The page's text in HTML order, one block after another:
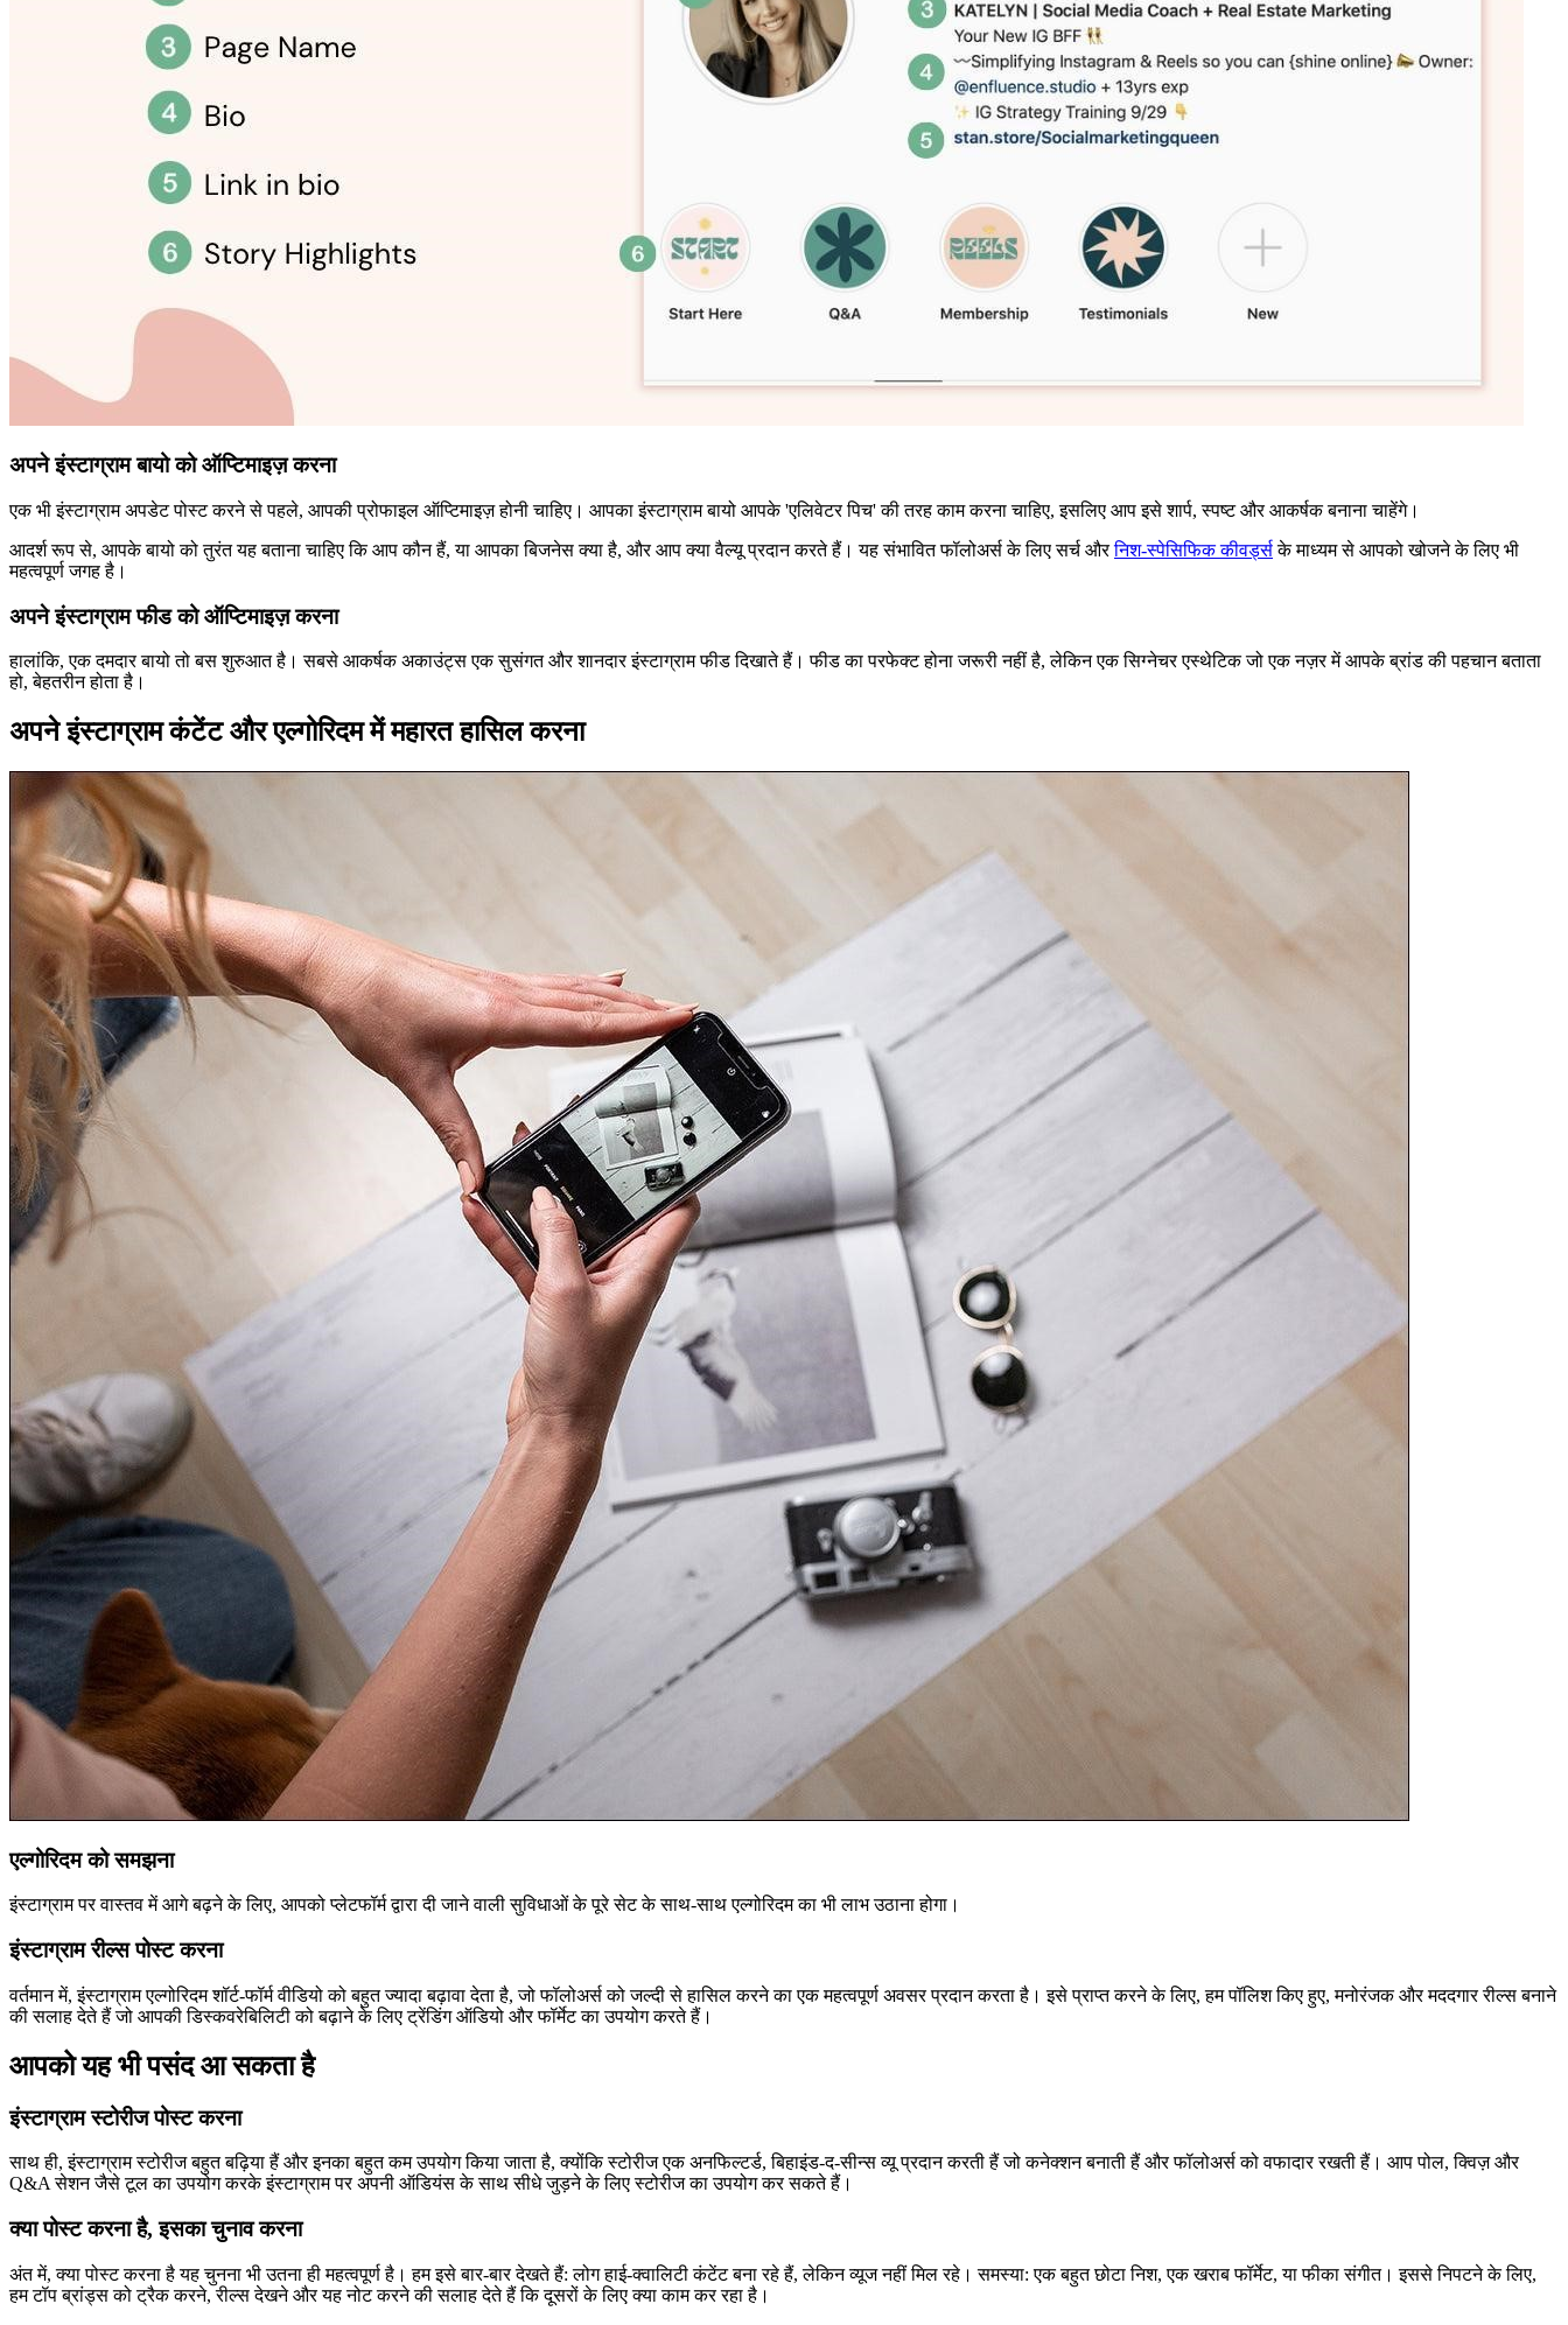
अपने इंस्टाग्राम बायो को ऑप्टिमाइज़ करना
एक भी इंस्टाग्राम अपडेट पोस्ट करने से पहले, आपकी प्रोफाइल ऑप्टिमाइज़ होनी चाहिए। आपका इंस्टाग्राम बायो आपके 'एलिवेटर पिच' की तरह काम करना चाहिए, इसलिए आप इसे शार्प, स्पष्ट और आकर्षक बनाना चाहेंगे।
आदर्श रूप से, आपके बायो को तुरंत यह बताना चाहिए कि आप कौन हैं, या आपका बिजनेस क्या है, और आप क्या वैल्यू प्रदान करते हैं। यह संभावित फॉलोअर्स के लिए सर्च औरनिश-स्पेसिफिक कीवर्ड्सके माध्यम से आपको खोजने के लिए भी
महत्वपूर्ण जगह है।
अपने इंस्टाग्राम फीड को ऑप्टिमाइज़ करना
हालांकि, एक दमदार बायो तो बस शुरुआत है। सबसे आकर्षक अकाउंट्स एक सुसंगत और शानदार इंस्टाग्राम फीड दिखाते हैं। फीड का परफेक्ट होना जरूरी नहीं है, लेकिन एक सिग्नेचर एस्थेटिक जो एक नज़र में आपके ब्रांड की पहचान बताता
हो, बेहतरीन होता है।
अपने इंस्टाग्राम कंटेंट और एल्गोरिदम में महारत हासिल करना
एल्गोरिदम को समझना
इंस्टाग्राम पर वास्तव में आगे बढ़ने के लिए, आपको प्लेटफॉर्म द्वारा दी जाने वाली सुविधाओं के पूरे सेट के साथ-साथ एल्गोरिदम का भी लाभ उठाना होगा।
इंस्टाग्राम रील्स पोस्ट करना
वर्तमान में, इंस्टाग्राम एल्गोरिदम शॉर्ट-फॉर्म वीडियो को बहुत ज्यादा बढ़ावा देता है, जो फॉलोअर्स को जल्दी से हासिल करने का एक महत्वपूर्ण अवसर प्रदान करता है। इसे प्राप्त करने के लिए, हम पॉलिश किए हुए, मनोरंजक और मददगार रील्स बनाने
की सलाह देते हैं जो आपकी डिस्कवरेबिलिटी को बढ़ाने के लिए ट्रेंडिंग ऑडियो और फॉर्मेट का उपयोग करते हैं।
आपको यह भी पसंद आ सकता है
इंस्टाग्राम स्टोरीज पोस्ट करना
साथ ही, इंस्टाग्राम स्टोरीज बहुत बढ़िया हैं और इनका बहुत कम उपयोग किया जाता है, क्योंकि स्टोरीज एक अनफिल्टर्ड, बिहाइंड-द-सीन्स व्यू प्रदान करती हैं जो कनेक्शन बनाती हैं और फॉलोअर्स को वफादार रखती हैं। आप पोल, क्विज़ और
Q&A सेशन जैसे टूल का उपयोग करके इंस्टाग्राम पर अपनी ऑडियंस के साथ सीधे जुड़ने के लिए स्टोरीज का उपयोग कर सकते हैं।
क्या पोस्ट करना है, इसका चुनाव करना
अंत में, क्या पोस्ट करना है यह चुनना भी उतना ही महत्वपूर्ण है। हम इसे बार-बार देखते हैं: लोग हाई-क्वालिटी कंटेंट बना रहे हैं, लेकिन व्यूज नहीं मिल रहे। समस्या: एक बहुत छोटा निश, एक खराब फॉर्मेट, या फीका संगीत। इससे निपटने के लिए,
हम टॉप ब्रांड्स को ट्रैक करने, रील्स देखने और यह नोट करने की सलाह देते हैं कि दूसरों के लिए क्या काम कर रहा है।